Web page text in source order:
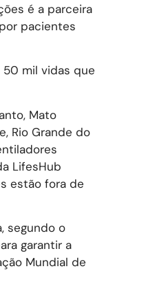
é a parceira
pacientes
50 mil vidas que
Mato
Rio Grande do
LifesHub
estão fora de
segundo o
garantir a
Mundial de